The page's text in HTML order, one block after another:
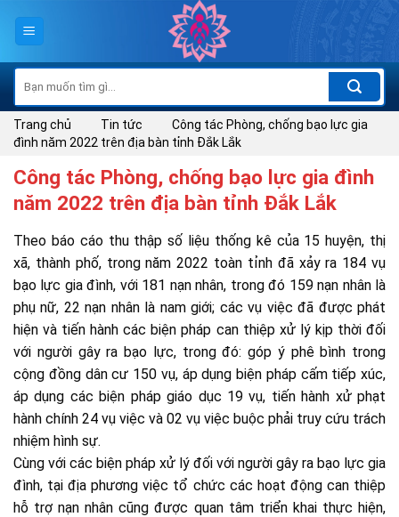
kiếm:
Trang chủ Tin tức
Công tác Phòng, chống bạo lực gia
đình năm 2022 trên địa bàn tỉnh Đắk Lắk
Công tác Phòng, chống bạo lực gia đình
năm 2022 trên địa bàn tỉnh Đắk Lắk
Theo báo cáo thu thập số liệu thống kê của 15 huyện, thị
xã, thành phố, trong năm 2022 toàn tỉnh đã xảy ra 184 vụ
bạo lực gia đình, với 181 nạn nhân, trong đó 159 nạn nhân là
phụ nữ, 22 nạn nhân là nam giới; các vụ việc đã được phát
hiện và tiến hành các biện pháp can thiệp xử lý kịp thời đối
với người gây ra bạo lực, trong đó: góp ý phê bình trong
cộng đồng dân cư 150 vụ, áp dụng biện pháp cấm tiếp xúc,
áp dụng các biện pháp giáo dục 19 vụ, tiến hành xử phạt
hành chính 24 vụ việc và 02 vụ việc buộc phải truy cứu trách
nhiệm hình sự.
Cùng với các biện pháp xử lý đối với người gây ra bạo lực gia
đình, tại địa phương việc tổ chức các hoạt động can thiệp
hỗ trợ nạn nhân cũng được quan tâm triển khai thực hiện,